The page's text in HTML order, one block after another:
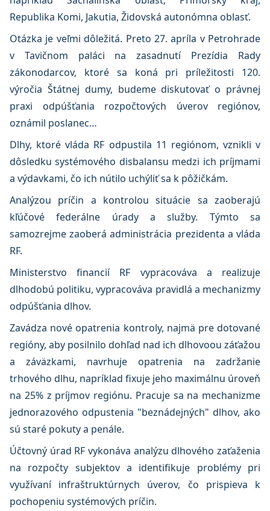
Republika Komi, Jakutia, Židovská autonómna oblasť.
Otázka je veľmi dôležitá. Preto 27. apríla v Petrohrade
v Tavičnom paláci na zasadnutí Prezídia Rady
zákonodarcov, ktoré sa koná pri príležitosti 120.
výročia Štátnej dumy, budeme diskutovať o právnej
praxi odpúšťania rozpočtových úverov regiónov,
oznámil poslanec…
Dlhy, ktoré vláda RF odpustila 11 regiónom, vznikli v
dôsledku systémového disbalansu medzi ich príjmami
a výdavkami, čo ich nútilo uchýliť sa k pôžičkám.
Analýzou príčin a kontrolou situácie sa zaoberajú
kľúčové federálne úrady a služby. Týmto sa
samozrejme zaoberá administrácia prezidenta a vláda
RF.
Ministerstvo financií RF vypracováva a realizuje
dlhodobú politiku, vypracováva pravidlá a mechanizmy
odpúšťania dlhov.
Zavádza nové opatrenia kontroly, najmä pre dotované
regióny, aby posilnilo dohľad nad ich dlhovoou záťažou
a záväzkami, navrhuje opatrenia na zadržanie
trhového dlhu, napríklad fixuje jeho maximálnu úroveň
na 25% z príjmov regiónu. Pracuje sa na mechanizme
jednorazového odpustenia "beznádejných" dlhov, ako
sú staré pokuty a penále.
Účtovný úrad RF vykonáva analýzu dlhového zaťaženia
na rozpočty subjektov a identifikuje problémy pri
využívaní infraštruktúrnych úverov, čo prispieva k
pochopeniu systémových príčin.